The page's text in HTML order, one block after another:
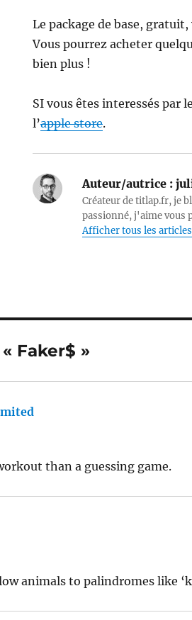
Le package de base,
Vous pourrez acheter
bien plus !
SI vous êtes interessés par
l’apple store.
Auteur/autrice :
Créateur de titlap.fr, je
passionné, j'aime vous
Afficher tous les
Faker$ »
than a guessing game.
animals to palindromes like